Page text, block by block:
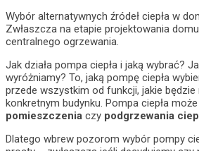
Wybór alternatywnych źródeł ciepła w
Zwłaszcza na etapie projektowania
centralnego ogrzewania.
Jak działa pompa ciepła i jaką wybrać?
wyróżniamy? To, jaką pompę ciepła
przede wszystkim od funkcji, jakie będzie
konkretnym budynku. Pompa ciepła może
pomieszczenia czy podgrzewania
Dlatego wbrew pozorom wybór pompy